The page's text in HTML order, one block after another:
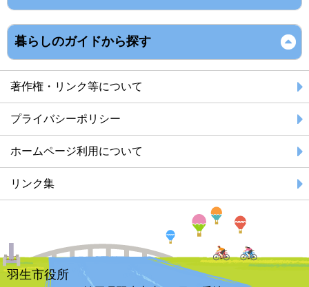
暮らしのガイドから探す
著作権・リンク等について
プライバシーポリシー
ホームページ利用について
リンク集
羽生市役所